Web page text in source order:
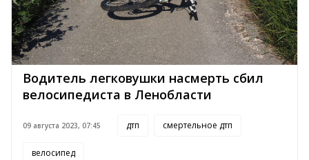
Водитель легковушки насмерть сбил
велосипедиста в Ленобласти
09 августа 2023, 07:45 дтп смертельное дтп
велосипед